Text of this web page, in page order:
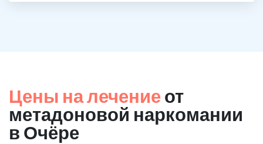
Цены на лечение от
метадоновой наркомании
в Очёре